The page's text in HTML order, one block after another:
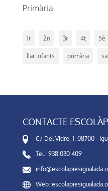
Primària
1r 2n 3r 4t 5è
llar infants primària
CONTACTE
C/ Del Vidre, 1. 08700 -
Tel.: 938 030 409
Web: